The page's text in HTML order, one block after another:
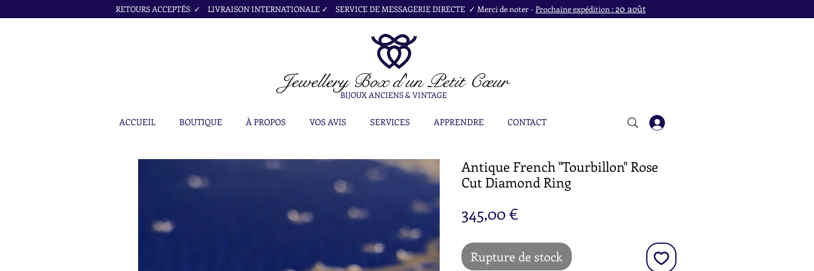
RETOURS ACCEPTÉS ✓ LIVRAISON INTERNATIONALE ✓ SERVICE DE MESSAGERIE DIRECTE ✓ Merci de noter -Prochaine expédition :20 août
Jewellery Boxd'un Petit Cœur
BIJOUX ANCIENS & VINTAGE
ACCUEIL BOUTIQUE À PROPOS VOS AVIS SERVICES APPRENDRE CONTACT
Antique French "Tourbillon" Rose
Cut Diamond Ring
345,00 €
Rupture de stock